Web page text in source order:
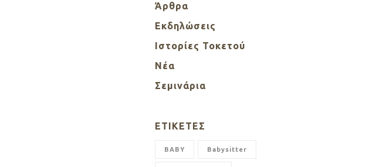
Άρθρα
Εκδηλώσεις
Ιστορίες Τοκετού
Νέα
Σεμινάρια
ΕΤΙΚΈΤΕΣ
BABY Babysitter